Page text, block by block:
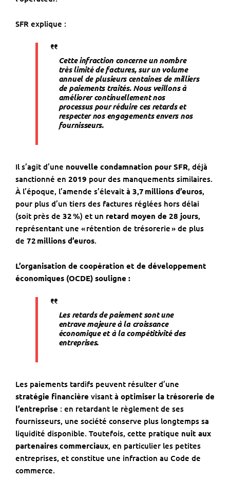
SFR explique :
Cette infraction concerne un nombre
très limité de factures, sur un volume
annuel de plusieurs centaines de milliers
de paiements traités. Nous veillons à
améliorer continuellement nos
processus pour réduire ces retards et
respecter nos engagements envers nos
fournisseurs.
Il s’agit d’une nouvelle condamnation pour SFR, déjà
sanctionné en 2019 pour des manquements similaires.
À l’époque, l’amende s’élevait à 3,7 millions d’euros,
pour plus d’un tiers des factures réglées hors délai
(soit près de 32%) et un retard moyen de 28 jours,
représentant une « rétention de trésorerie » de plus
de 72 millions d’euros.
L’organisation de coopération et de développement
économiques (OCDE) souligne :
Les retards de paiement sont une
entrave majeureà la croissance
économique età la compétitivité des
entreprises.
Les paiements tardifs peuvent résulter d’une
stratégie financière visant à optimiser la trésorerie de
l’entreprise : en retardant le règlement de ses
fournisseurs, une société conserve plus longtemps sa
liquidité disponible. Toutefois, cette pratique nuit aux
partenaires commerciaux, en particulier les petites
entreprises, et constitue une infraction au Code de
commerce.